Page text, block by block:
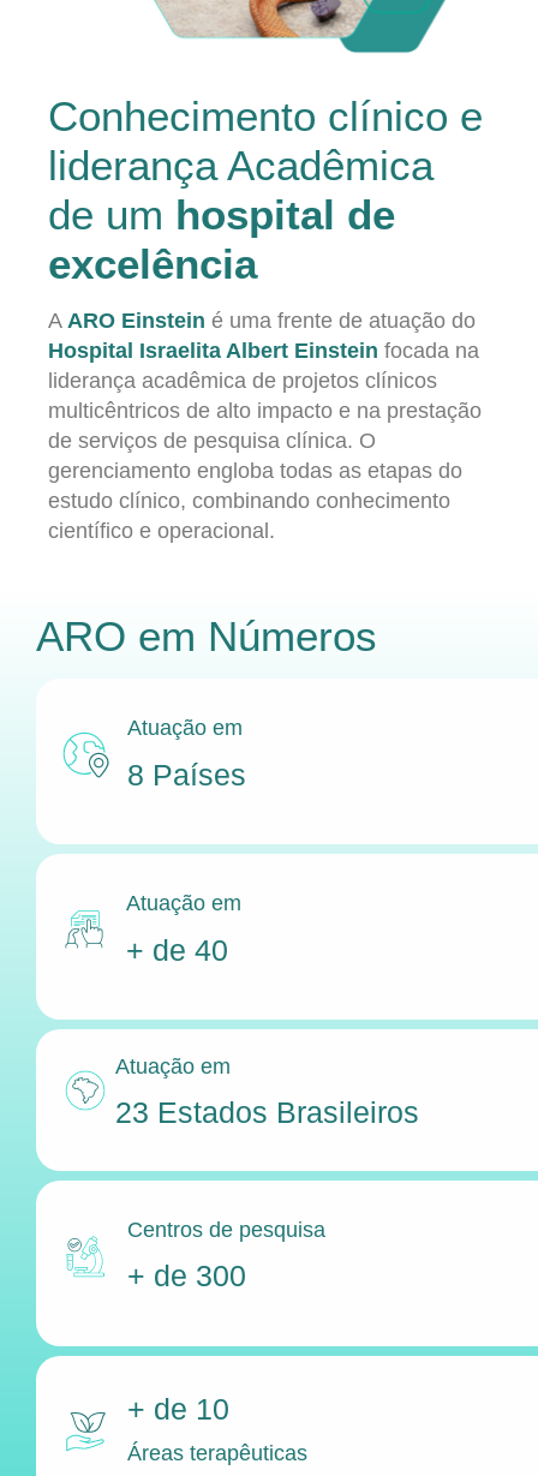
Conhecimento clínico e
liderança Acadêmica
de um hospital de
excelência
A ARO Einstein é uma frente de atuação do
Hospital Israelita Albert Einstein focada na
liderança acadêmica de projetos clínicos
multicêntricos de alto impacto e na prestação
de serviços de pesquisa clínica. O
gerenciamento engloba todas as etapas do
estudo clínico, combinando conhecimento
científico e operacional.
ARO em Números
Atuação em
8 Países
Atuação em
+ de 40
Atuação em
23 Estados Brasileiros
Centros de pesquisa
+ de 300
+ de 10
Áreas terapêuticas